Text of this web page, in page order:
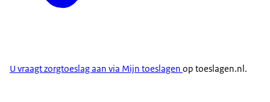
Ook dan kunt u zorgtoeslag krijgen.
Nederland een zorgverzekering voor ziektekosten
U vraagt zorgtoeslag aan via Mijn toeslagen op toeslagen.nl.